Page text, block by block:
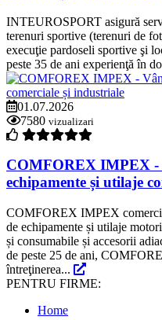
INTEUROSPORT asigură
terenuri sportive (terenuri de
execuţie pardoseli sportive şi
peste 35 de ani experienţă în
01.07.2026
7580 vizualizari
COMFOREX IMPEX -
echipamente și utilaje
COMFOREX IMPEX
de echipamente și utilaje
și consumabile și accesorii
de peste 25 de ani,
întreţinerea...
PENTRU FIRME:
Home